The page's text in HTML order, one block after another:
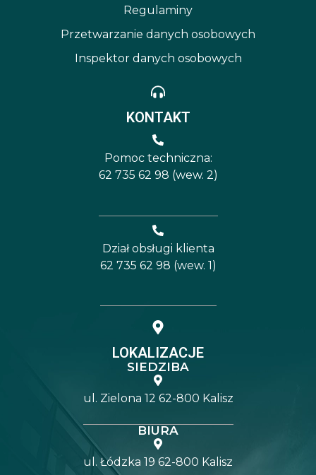
Regulaminy
Przetwarzanie danych osobowych
Inspektor danych osobowych
KONTAKT
Pomoc techniczna:
62 735 62 98 (wew. 2)
Dział obsługi klienta
62 735 62 98 (wew. 1)
LOKALIZACJE
SIEDZIBA
ul. Zielona 12 62-800 Kalisz
BIURA
ul. Łódzka 19 62-800 Kalisz